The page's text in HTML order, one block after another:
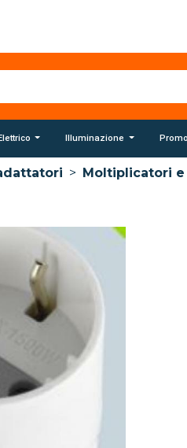
Illuminazione Promo
> Moltiplicatori